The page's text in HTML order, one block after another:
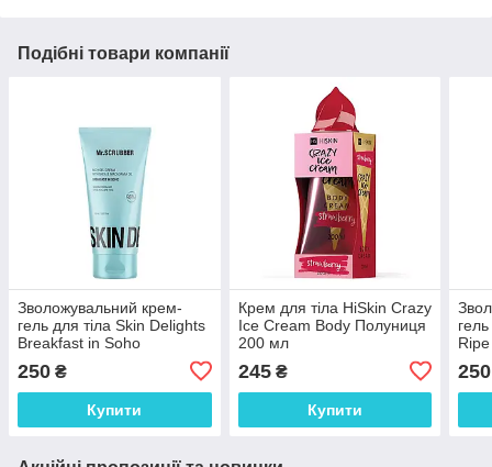
Подібні товари компанії
Зволожувальний крем-
гель для тіла Skin Delights
Breakfast in Soho
250 ₴
Купити
Крем для тіла HiSkin Crazy
Ice Cream Body Полуниця
200 мл
245₴
Купити
250